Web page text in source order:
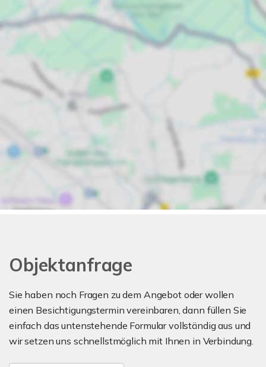
Objektanfrage
Sie haben noch Fragen zu dem Angebot oder wollen
einen Besichtigungstermin vereinbaren, dann füllen Sie
einfach das untenstehende Formular vollständig aus und
wir setzen uns schnellstmöglich mit Ihnen in Verbindung.